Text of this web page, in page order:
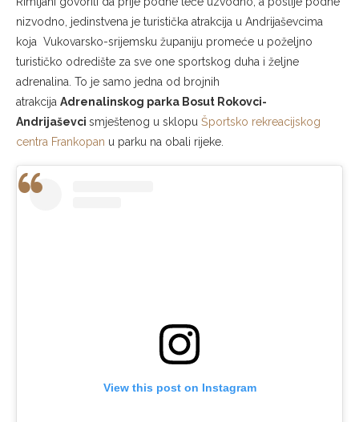
nizvodno, jedinstvena je turistička atrakcija u Andrijaševcima
koja Vukovarsko-srijemsku županiju promeće u poželjno
turističko odredište za sve one sportskog duha i željne
adrenalina. To je samo jedna od brojnih
atrakcija Adrenalinskog parka Bosut Rokovci-
Andrijaševci smještenog u sklopu Športsko rekreacijskog
centra Frankopan u parku na obali rijeke.
View this post on Instagram